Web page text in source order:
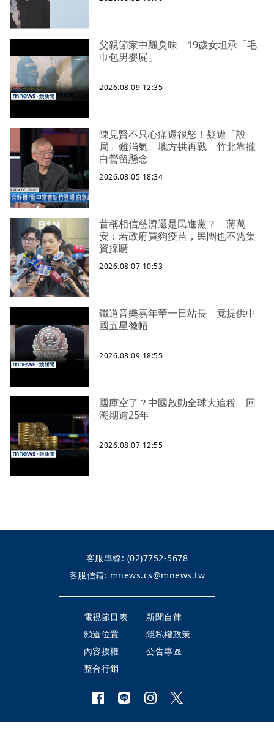
父親節家中飄臭味 19歲女坦承「毛
巾包男嬰屍」
2026.08.09 12:35
陳見賢不只心痛還很怒！疑遭「設
局」難消氣、地方拱再戰 竹北靠攏
白營留懸念
2026.08.05 18:34
昔稱相信慈濟還是民進黨？ 蔣萬
安：若政府買夠疫苗，民團也不需集
資採購
2026.08.07 10:53
鐵道音樂嘉年華一日站長 竟提供中
國五星徽帽
2026.08.09 18:55
國庫空了？中國啟動全球大追稅 回
溯期逾25年
2026.08.07 12:55
客服專線: (02)7752-5678
客服信箱: mnews.cs@mnews.tw
電視節目表
新聞自律
頻道位置
隱私權政策
內容授權
公告專區
整合行銷